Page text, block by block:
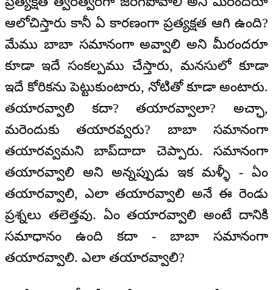
ఆలోచిస్తారు కానీ ఏ కారణంగా ప్రత్యక్షత ఆగి ఉంది?
మేము బాబా సమానంగా అవ్వాలి అని మీరందరూ
కూడా ఇదే సంకల్పము చేస్తారు, మనసులో కూడా
ఇదే కోరికను పెట్టుకుంటారు, నోటితో కూడా అంటారు.
తయారవ్వాలి కదా? తయారవ్వాలా? అచ్ఛా,
మరెందుకు తయారవ్వరు? బాబా సమానంగా
తయారవ్వమని బాప్‌దాదా చెప్పారు. సమానంగా
తయారవ్వాలి అని అన్నప్పుడు ఇక మళ్ళీ - ఏం
తయారవ్వాలి, ఎలా తయారవ్వాలి అనే ఈ రెండు
ప్రశ్నలు తలెత్తవు. ఏం తయారవ్వాలి అంటే దానికి
సమాధానం ఉంది కదా - బాబా సమానంగా
తయారవ్వాలి. ఎలా తయారవ్వాలి?